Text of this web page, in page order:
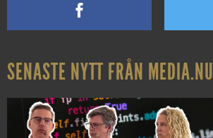
SENASTE NYTT FRÅN MEDIA.NU